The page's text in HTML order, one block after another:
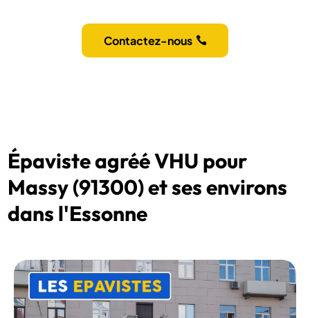
Contactez-nous
Épaviste agréé VHU pour
Massy (91300) et ses environs
dans l'Essonne